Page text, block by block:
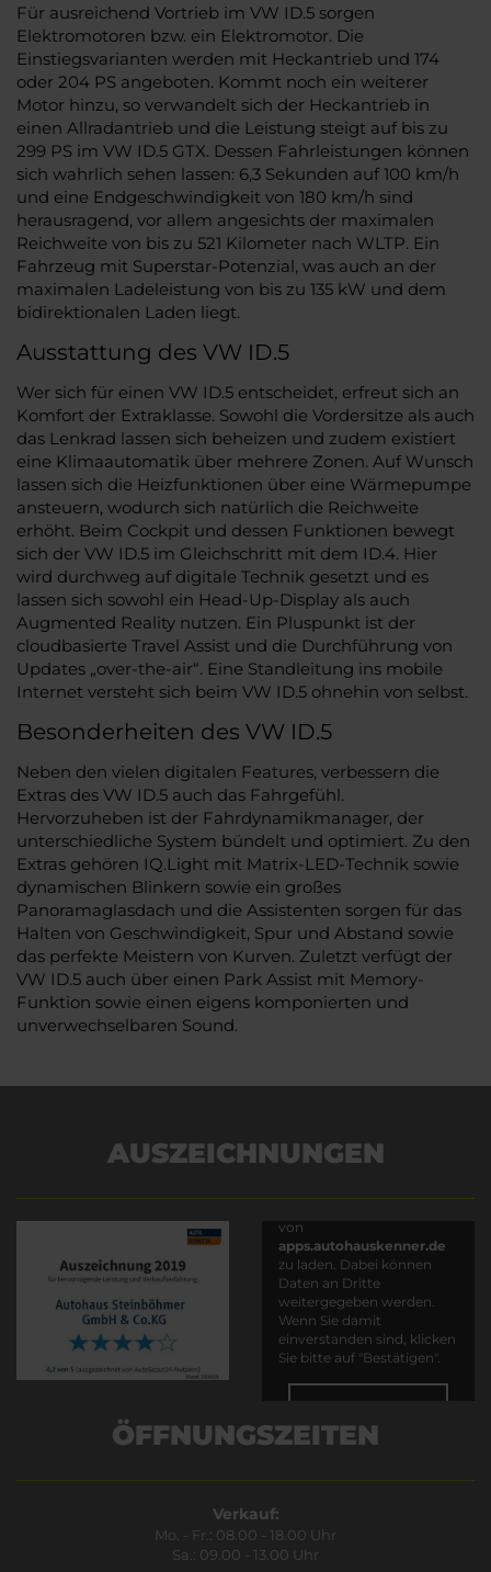
Für ausreichend Vortrieb im VW ID.5 sorgen
Elektromotoren bzw. ein Elektromotor. Die
Einstiegsvarianten werden mit Heckantrieb und 174
oder 204 PS angeboten. Kommt noch ein weiterer
Motor hinzu, so verwandelt sich der Heckantrieb in
einen Allradantrieb und die Leistung steigt auf bis zu
299 PS im VW ID.5 GTX. Dessen Fahrleistungen können
sich wahrlich sehen lassen: 6,3 Sekunden auf 100 km/h
und eine Endgeschwindigkeit von 180 km/h sind
herausragend, vor allem angesichts der maximalen
Reichweite von bis zu 521 Kilometer nach WLTP. Ein
Fahrzeug mit Superstar-Potenzial, was auch an der
maximalen Ladeleistung von bis zu 135 kW und dem
bidirektionalen Laden liegt.
Ausstattung des VW ID.5
Wer sich für einen VW ID.5 entscheidet, erfreut sich an
Komfort der Extraklasse. Sowohl die Vordersitze als auch
das Lenkrad lassen sich beheizen und zudem existiert
eine Klimaautomatik über mehrere Zonen. Auf Wunsch
lassen sich die Heizfunktionen über eine Wärmepumpe
ansteuern, wodurch sich natürlich die Reichweite
erhöht. Beim Cockpit und dessen Funktionen bewegt
sich der VW ID.5 im Gleichschritt mit dem ID.4. Hier
wird durchweg auf digitale Technik gesetzt und es
lassen sich sowohl ein Head-Up-Display als auch
Augmented Reality nutzen. Ein Pluspunkt ist der
cloudbasierte Travel Assist und die Durchführung von
Updates „over-the-air“. Eine Standleitung ins mobile
Internet versteht sich beim VW ID.5 ohnehin von selbst.
Besonderheiten des VW ID.5
Neben den vielen digitalen Features, verbessern die
Extras des VW ID.5 auch das Fahrgefühl.
Hervorzuheben ist der Fahrdynamikmanager, der
unterschiedliche System bündelt und optimiert. Zu den
Extras gehören IQ.Light mit Matrix-LED-Technik sowie
dynamischen Blinkern sowie ein großes
Panoramaglasdach und die Assistenten sorgen für das
Halten von Geschwindigkeit, Spur und Abstand sowie
das perfekte Meistern von Kurven. Zuletzt verfügt der
VW ID.5 auch über einen Park Assist mit Memory-
Funktion sowie einen eigens komponierten und
unverwechselbaren Sound.
AUSZEICHNUNGEN
von
apps.autohauskenner.de
zu laden. Dabei können
Daten an Dritte
weitergegeben werden.
Wenn Sie damit
einverstanden sind, klicken
Sie bitte auf "Bestätigen".
ÖFFNUNGSZEITEN
Verkauf:
Mo. - Fr.: 08.00 - 18.00 Uhr
Sa.: 09.00 - 13.00 Uhr